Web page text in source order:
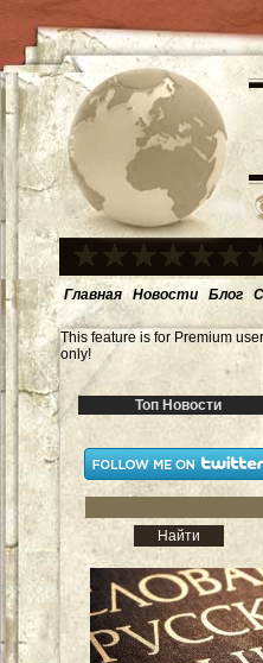
Главная Новости Блог
This feature is for Premium
only!
Топ Новости